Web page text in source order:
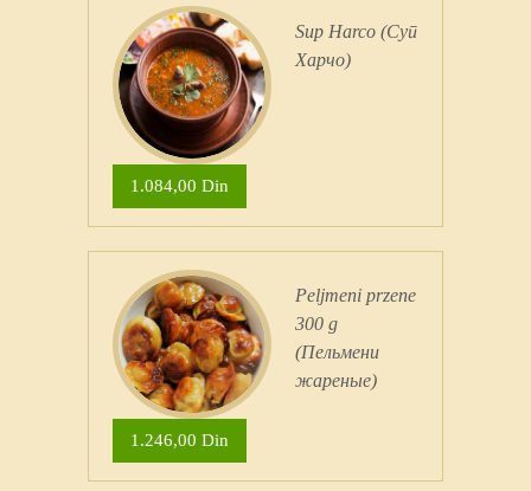
Sup Harco (Суп
Харчо)
1.084,00 Din
Peljmeni przene
300 g
(Пельмени
жареные)
1.246,00 Din